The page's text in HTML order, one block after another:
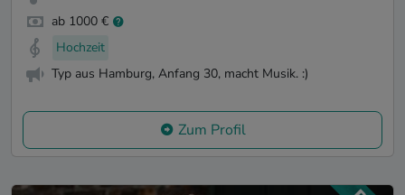
ab 1000 €
Hochzeit
Typ aus Hamburg, Anfang 30, macht Musik. :)
Zum Profil